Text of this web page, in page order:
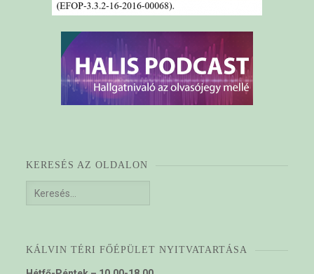
KERESÉS AZ OLDALON
Keresés:
KÁLVIN TÉRI FŐÉPÜLET NYITVATARTÁSA